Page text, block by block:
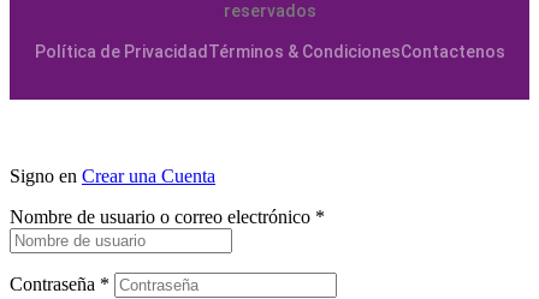
reservados
Política de Privacidad Términos & CondicionesContactenos
Signo en Crear una Cuenta
Nombre de usuario o correo electrónico *
Contraseña *